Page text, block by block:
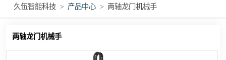
久伍智能科技 > 产品中心 > 两轴龙门机械手
两轴龙门机械手
重型模组